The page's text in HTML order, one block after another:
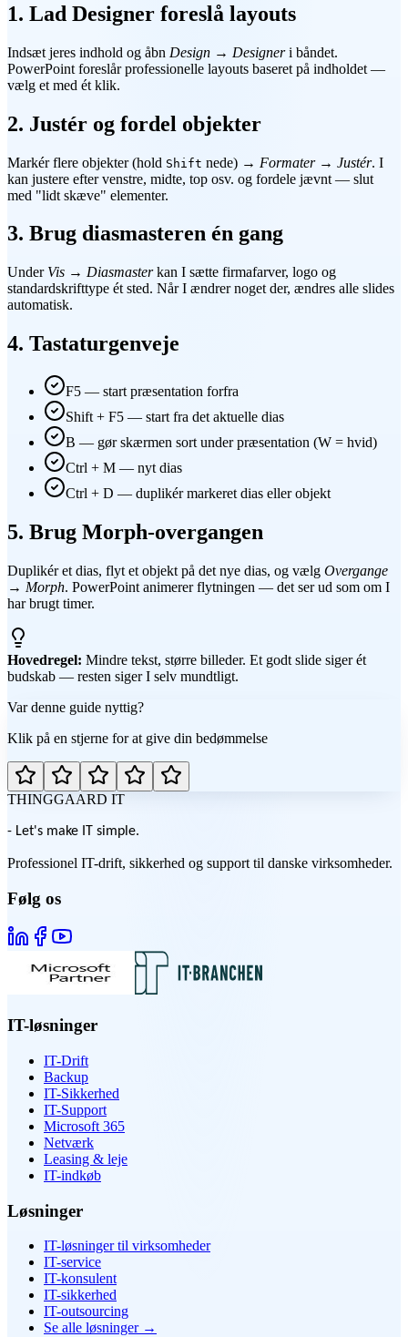
1. Lad Designer foreslå layouts
Indsæt jeres indhold og åbn Design → Designeri båndet.
PowerPoint foreslår professionelle layouts baseret på indholdet —
vælg et med ét klik.
2. Justér og fordel objekter
Markér flere objekter (hold Shift nede) → Formater → Justér. I
kan justere efter venstre, midte, top osv. og fordele jævnt — slut
med "lidt skæve" elementer.
3. Brug diasmasteren én gang
Under Vis → Diasmasterkan I sætte firmafarver, logo og
standardskrifttype ét sted. Når I ændrer noget der, ændres alle slides
automatisk.
4. Tastaturgenveje
F5 — start præsentation forfra
Shift + F5 — start fra det aktuelle dias
B — gør skærmen sort under præsentation (W = hvid)
Ctrl + M — nyt dias
Ctrl + D — duplikér markeret dias eller objekt
5. Brug Morph-overgangen
Duplikér et dias, flyt et objekt på det nye dias, og vælg Overgange
→ Morph. PowerPoint animerer flytningen — det ser ud som om I
har brugt timer.
Hovedregel: Mindre tekst, større billeder. Et godt slide siger ét
budskab — resten siger I selv mundtligt.
Var denne guide nyttig?
Klik på en stjerne for at give din bedømmelse
THINGGAARD IT
- Let's make IT simple.
Professionel IT-drift, sikkerhed og support til danske virksomheder.
Følg os
IT-løsninger
IT-Drift
Backup
IT-Sikkerhed
IT-Support
Microsoft 365
Netværk
Leasing & leje
IT-indkøb
Løsninger
IT-løsninger til virksomheder
IT-service
IT-konsulent
IT-sikkerhed
IT-outsourcing
Se alle løsninger→